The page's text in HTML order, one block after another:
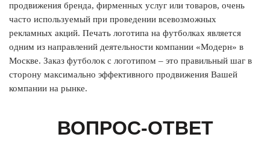
продвижения бренда, фирменных услуг или товаров, очень
часто используемый при проведении всевозможных
рекламных акций. Печать логотипа на футболках является
одним из направлений деятельности компании «Модерн» в
Москве. Заказ футболок с логотипом – это правильный шаг в
сторону максимально эффективного продвижения Вашей
компании на рынке.
ВОПРОС-ОТВЕТ